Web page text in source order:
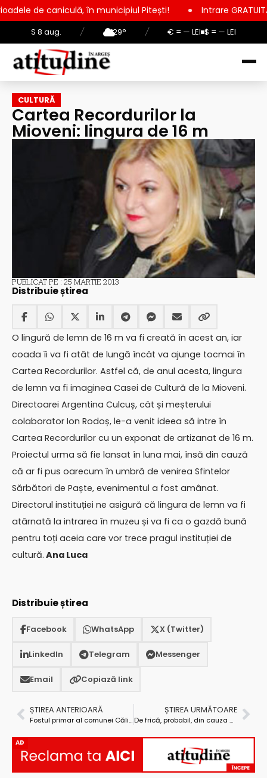
S 8 aug. / 29° / € = — LEI $ = — LEI
în municipiul Pitești! Intrare GRATUITĂ pentru
CULTURĂ
Cartea Recordurilor la
Mioveni: lingura de 16 m
PUBLICAT PE : 25 MARTIE 2013
Distribuie știrea
O lingură de lemn de 16 m va fi creată în acest an, iar
coada îi va fi atât de lungă încât va ajunge tocmai în
Cartea Recordurilor. Astfel că, de anul acesta, lingura
de lemn va fi imaginea Casei de Cultură de la Mioveni.
Directoarei Argentina Culcuș, cât și meșterului
colaborator Ion Rodoș, le-a venit ideea să intre în
Cartea Recordurilor cu un exponat de artizanat de 16 m.
Proiectul urma să fie lansat în luna mai, însă din cauză
că ar fi pus oarecum în umbră de venirea Sfintelor
Sărbători de Paște, evenimentul a fost amânat.
Directorul instituției ne asigură că lingura de lemn va fi
atârnată la intrarea în muzeu și va fi ca o gazdă bună
pentru toți aceia care vor trece pragul instituției de
cultură. Ana Luca
Distribuie știrea
Facebook WhatsApp X (Twitter)
LinkedIn Telegram Messenger
Email Copiază link
ȘTIREA ANTERIOARĂ
Fostul primar al comunei Călinești, Nicolae Gavrilescu, nu mai este consilier local
ȘTIREA URMĂTOARE
De frică, probabil, din cauza sumei enorme, C.N.S.C. se spală pe mâini în cazul contestațiilor depuse la mega-licitația organizată de Direcția Apelor Argeș
AD